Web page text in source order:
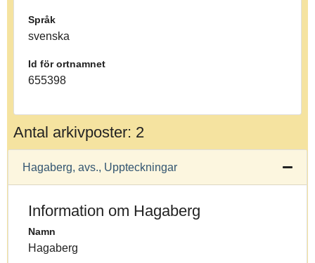
Språk
svenska
Id för ortnamnet
655398
Antal arkivposter: 2
Hagaberg, avs., Uppteckningar
Information om Hagaberg
Namn
Hagaberg